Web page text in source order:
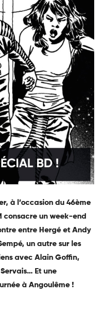
à l’occasion du 46ème
consacre un week-end
entre Hergé et Andy
un autre sur les
avec Alain Goffin,
Et une
à Angoulême !